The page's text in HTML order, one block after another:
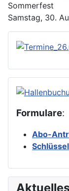
Sommerfest
Samstag, 30.
Formulare:
Abo-